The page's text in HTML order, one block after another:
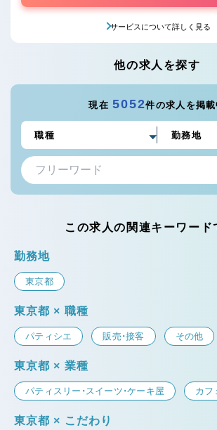
サービスについて詳しく見る
他の求人を探す
現在5052件の求人を掲載
この求人の関連キーワード
勤務地
東京都
東京都 × 職種
パティシエ 販売・接客 その他
東京都 × 業種
パティスリー・スイーツ・ケーキ屋 カフ
東京都 × こだわり